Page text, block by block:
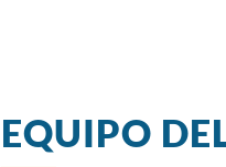
EQUIPO